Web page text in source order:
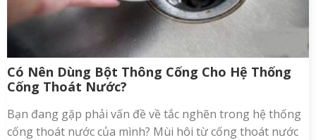
Có Nên Dùng Bột Thông Cống Cho Hệ Thống
Cống Thoát Nước?
Bạn đang gặp phải vấn đề về tắc nghẽn trong hệ thống
cống thoát nước của mình? Mùi hôi từ cống thoát nước